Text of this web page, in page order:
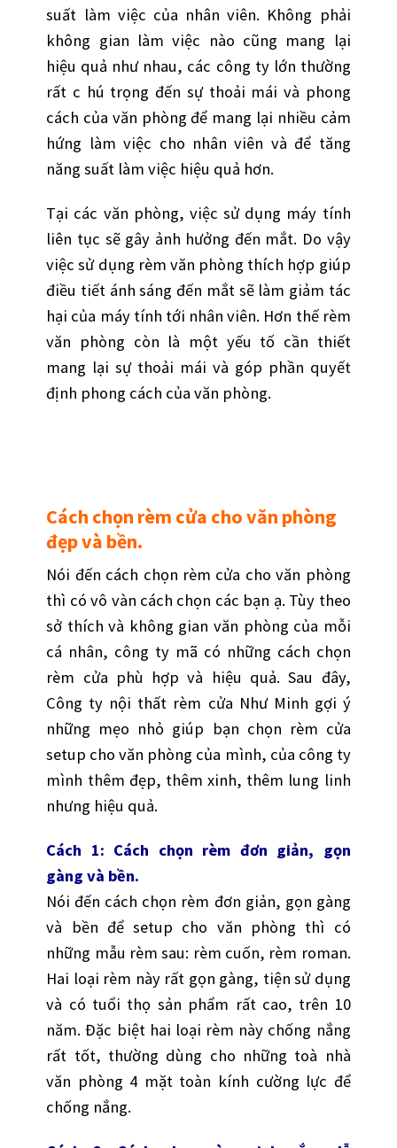
suất làm việc của nhân viên. Không phải
không gian làm việc nào cũng mang lại
hiệu quả như nhau, các công ty lớn thường
rất c hú trọng đến sự thoải mái và phong
cách của văn phòng để mang lại nhiều cảm
hứng làm việc cho nhân viên và để tăng
năng suất làm việc hiệu quả hơn.
Tại các văn phòng, việc sử dụng máy tính
liên tục sẽ gây ảnh hưởng đến mắt. Do vậy
việc sử dụng rèm văn phòng thích hợp giúp
điều tiết ánh sáng đến mắt sẽ làm giảm tác
hại của máy tính tới nhân viên. Hơn thế rèm
văn phòng còn là một yếu tố cần thiết
mang lại sự thoải mái và góp phần quyết
định phong cách của văn phòng.
Cách chọn rèm cửa cho văn phòng
đẹp và bền.
Nói đến cách chọn rèm cửa cho văn phòng
thì có vô vàn cách chọn các bạn ạ. Tùy theo
sở thích và không gian văn phòng của mỗi
cá nhân, công ty mã có những cách chọn
rèm cửa phù hợp và hiệu quả. Sau đây,
Công ty nội thất rèm cửa Như Minh gợi ý
những mẹo nhỏ giúp bạn chọn rèm cửa
setup cho văn phòng của mình, của công ty
mình thêm đẹp, thêm xinh, thêm lung linh
nhưng hiệu quả.
Cách 1: Cách chọn rèm đơn giản, gọn
gàng và bền.
Nói đến cách chọn rèm đơn giản, gọn gàng
và bền để setup cho văn phòng thì có
những mẫu rèm sau: rèm cuốn, rèm roman.
Hai loại rèm này rất gọn gàng, tiện sử dụng
và có tuổi thọ sản phẩm rất cao, trên 10
năm. Đặc biệt hai loại rèm này chống nắng
rất tốt, thường dùng cho những toà nhà
văn phòng 4 mặt toàn kính cường lực để
chống nắng.